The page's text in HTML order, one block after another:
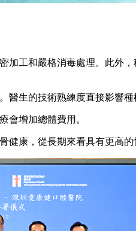
工和嚴格消毒處理。此外
生的技術熟練度直接影響種
增加總體費用。
康，從長期來看具有更高的